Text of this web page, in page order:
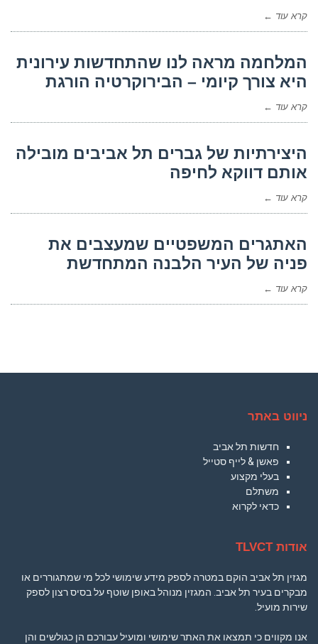
קרא עוד ←
המלחמה מראה לנו שהתחדשות עירונית
היא צורך קיומי – הבירוקרטיה הורגת
קרא עוד ←
היצירתיות של גברים תל אביבים מובילה
אותם דווקא לחיפה
קרא עוד ←
האתגרים המשפטיים שמעצבים את
פניה של העיר הלבנה המתחדשת
קרא עוד ←
ניווט באתר
חדשות תל אביב
פאשן & לייף סטייל
בעלי מקצוע
משתלם
כדאי לקרוא
אודות TLVCT
מגזין תל אביב הוקם במטרה לספק מידע שימושי לכל מי שמתגוררים או
מבקרים בעיר תל אביב. המגזין מנוהל באופן שוטף על בסיס רצון לספק
שירות מועיל.
אנו מקווים כי תמצאו את האתר שימושי ומועיל עבורכם הן כגולשים והן